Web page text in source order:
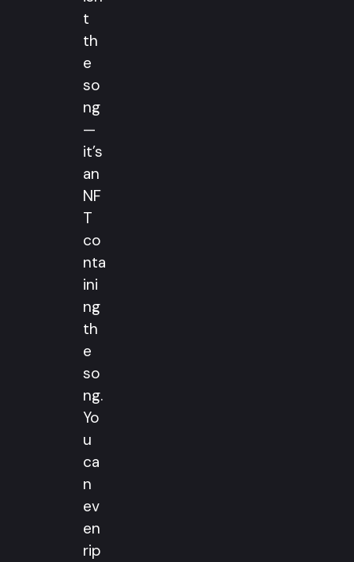
t
th
e
so
ng
—
it’s
an
NF
T
co
nta
ini
ng
th
e
so
ng.
Yo
u
ca
n
ev
en
rip